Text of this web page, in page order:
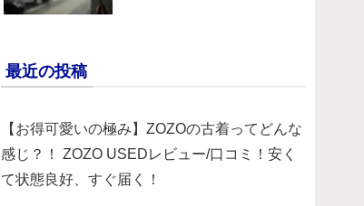
最近の投稿
【お得可愛いの極み】ZOZOの古着ってどんな
感じ？！ ZOZO USEDレビュー/口コミ！安く
て状態良好、すぐ届く！